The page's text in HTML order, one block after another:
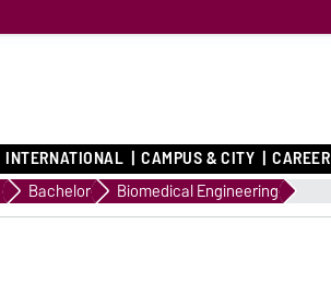
INTERNATIONAL CAMPUS & CITY CAREER
Bachelor Biomedical Engineering